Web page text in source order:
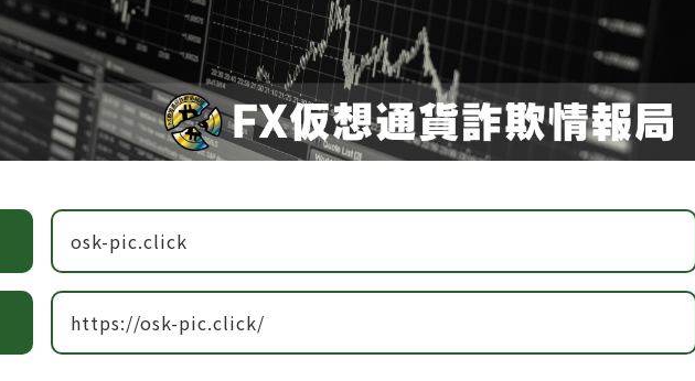
osk-pic.click
https://osk-pic.click/